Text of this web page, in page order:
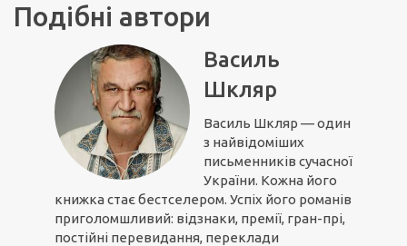
Подібні автори
Василь
Шкляр
Василь Шкляр — один
з найвідоміших
письменників сучасної
України. Кожна його
книжка стає бестселером. Успіх його романів
приголомшливий: відзнаки, премії, гран-прі,
постійні перевидання, переклади